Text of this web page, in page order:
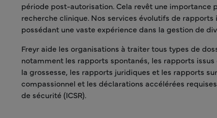
période post-autorisation. Cela revêt une importance
recherche clinique. Nos services évolutifs de
possédant une vaste expérience dans la gestion de
Freyr aide les organisations à traiter tous types de
notamment les rapports spontanés, les rapports
la grossesse, les rapports juridiques et les rapports
compassionnel et les déclarations accélérées
de sécurité (ICSR).